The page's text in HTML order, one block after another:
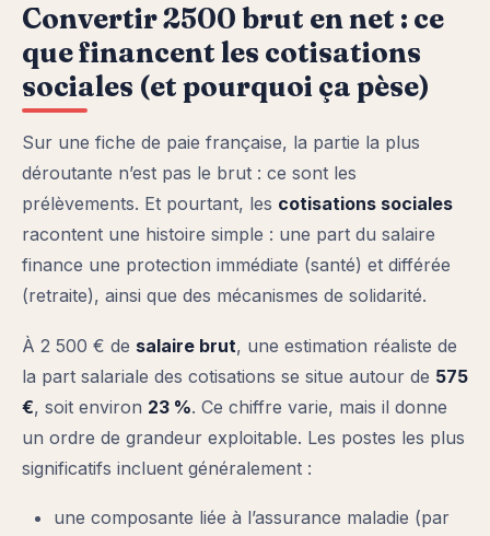
Convertir 2500 brut en net : ce
que financent les cotisations
sociales (et pourquoi ça pèse)
Sur une fiche de paie française, la partie la plus
déroutante n’est pas le brut : ce sont les
prélèvements. Et pourtant, les cotisations sociales
racontent une histoire simple : une part du salaire
finance une protection immédiate (santé) et différée
(retraite), ainsi que des mécanismes de solidarité.
À 2 500 € de salaire brut, une estimation réaliste de
la part salariale des cotisations se situe autour de 575
€, soit environ 23 %. Ce chiffre varie, mais il donne
un ordre de grandeur exploitable. Les postes les plus
significatifs incluent généralement :
une composante liée à l’assurance maladie (par